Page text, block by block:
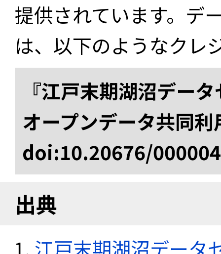
提供されています。デ
は、以下のようなクレ
『江戸末期湖沼デー
オープンデータ共同
doi:10.20676/
出典
江戸末期湖沼データ